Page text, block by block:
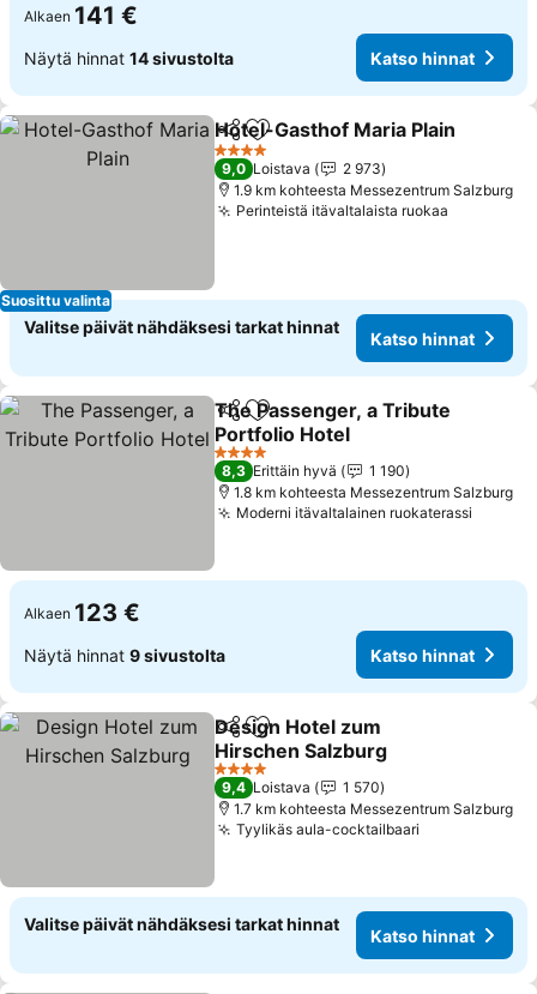
Alkaen 141 €
Näytä hinnat 14 sivustolta Katso hinnat
Suosittu valinta
Jaa Lisää suosikkeihin
Hotel-Gasthof Maria Plain
4 Tähtiluokitus
9,0 Loistava
2 973
1.9 km kohteesta Messezentrum Salzburg
Perinteistä itävaltalaista ruokaa
Valitse päivät nähdäksesi tarkat hinnat
Katso hinnat
Jaa Lisää suosikkeihin
The Passenger, a Tribute
Portfolio Hotel
Katso hinnat
4 Tähtiluokitus
8,3 Erittäin hyvä
1 190
1.8 km kohteesta Messezentrum Salzburg
Moderni itävaltalainen ruokaterassi
Alkaen 123 €
Näytä hinnat 9 sivustolta Katso hinnat
Jaa Lisää suosikkeihin
Design Hotel zum
Hirschen Salzburg
Katso hinnat
4 Tähtiluokitus
9,4 Loistava
1 570
1.7 km kohteesta Messezentrum Salzburg
Tyylikäs aula-cocktailbaari
Valitse päivät nähdäksesi tarkat hinnat
Katso hinnat